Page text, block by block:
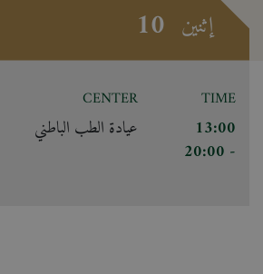
إثنين 10
TIME
CENTER
13:00
- 20:00
عيادة الطب الباطني